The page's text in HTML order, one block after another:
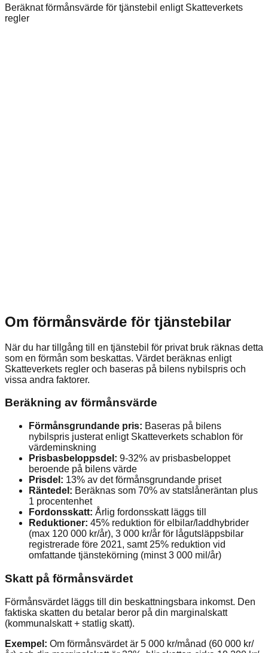
Beräknat förmånsvärde för tjänstebil enligt Skatteverkets
regler
Om förmånsvärde för tjänstebilar
När du har tillgång till en tjänstebil för privat bruk räknas detta
som en förmån som beskattas. Värdet beräknas enligt
Skatteverkets regler och baseras på bilens nybilspris och
vissa andra faktorer.
Beräkning av förmånsvärde
Förmånsgrundande pris: Baseras på bilens
nybilspris justerat enligt Skatteverkets schablon för
värdeminskning
Prisbasbeloppsdel: 9-32% av prisbasbeloppet
beroende på bilens värde
Prisdel: 13% av det förmånsgrundande priset
Räntedel: Beräknas som 70% av statslåneräntan plus
1 procentenhet
Fordonsskatt: Årlig fordonsskatt läggs till
Reduktioner: 45% reduktion för elbilar/laddhybrider
(max 120 000 kr/år), 3 000 kr/år för lågutsläppsbilar
registrerade före 2021, samt 25% reduktion vid
omfattande tjänstekörning (minst 3 000 mil/år)
Skatt på förmånsvärdet
Förmånsvärdet läggs till din beskattningsbara inkomst. Den
faktiska skatten du betalar beror på din marginalskatt
(kommunalskatt + statlig skatt).
Exempel: Om förmånsvärdet är 5 000 kr/månad (60 000 kr/